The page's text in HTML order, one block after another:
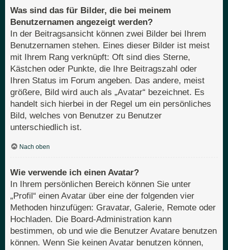
Was sind das für Bilder, die bei meinem
Benutzernamen angezeigt werden?
In der Beitragsansicht können zwei Bilder bei Ihrem
Benutzernamen stehen. Eines dieser Bilder ist meist
mit Ihrem Rang verknüpft: Oft sind dies Sterne,
Kästchen oder Punkte, die Ihre Beitragszahl oder
Ihren Status im Forum angeben. Das andere, meist
größere, Bild wird auch als „Avatar“ bezeichnet. Es
handelt sich hierbei in der Regel um ein persönliches
Bild, welches von Benutzer zu Benutzer
unterschiedlich ist.
Nach oben
Wie verwende ich einen Avatar?
In Ihrem persönlichen Bereich können Sie unter
„Profil“ einen Avatar über eine der folgenden vier
Methoden hinzufügen: Gravatar, Galerie, Remote oder
Hochladen. Die Board-Administration kann
bestimmen, ob und wie die Benutzer Avatare benutzen
können. Wenn Sie keinen Avatar benutzen können,